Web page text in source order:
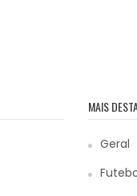
MAIS
Geral